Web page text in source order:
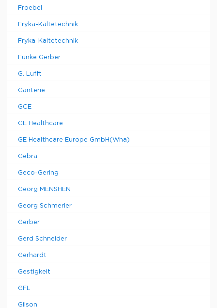
Froebel
Fryka-Kältetechnik
Fryka-Kaltetechnik
Funke Gerber
G. Lufft
Ganterie
GCE
GE Healthcare
GE Healthcare Europe GmbH(Wha)
Gebra
Geco-Gering
Georg MENSHEN
Georg Schmerler
Gerber
Gerd Schneider
Gerhardt
Gestigkeit
GFL
Gilson